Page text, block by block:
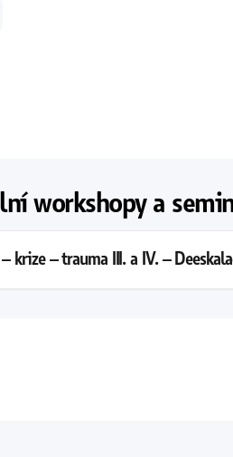
workshopy a
krize – trauma III. a IV. –